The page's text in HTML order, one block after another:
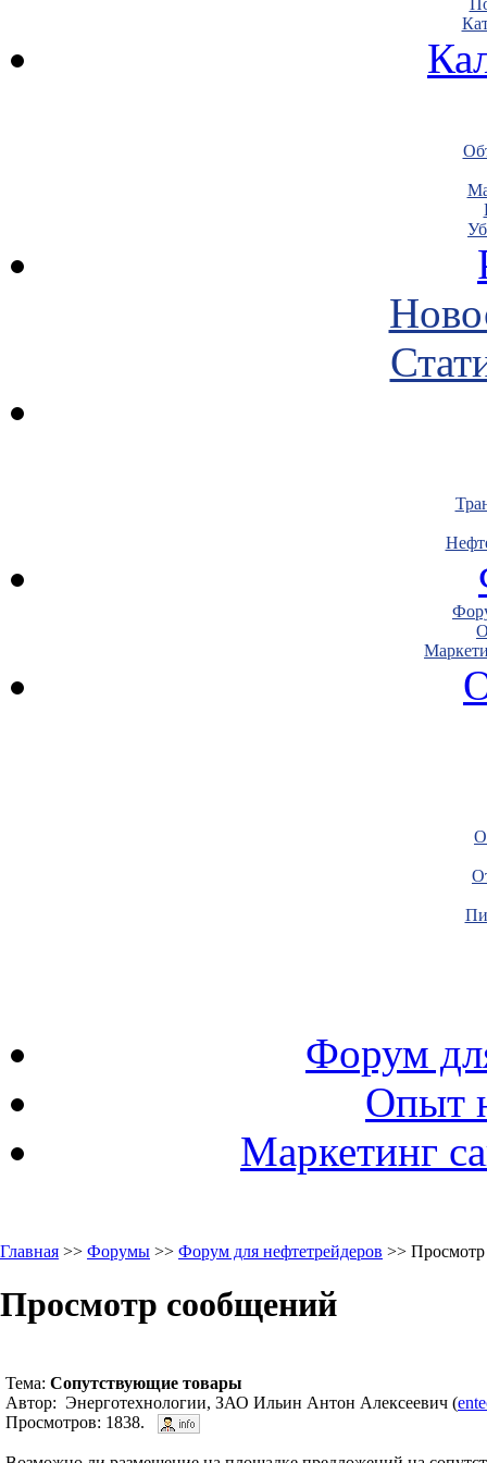
Форум
Опыт
Маркетинг
Главная >> Форумы >> Форум для нефтетрейдеров >>
Просмотр сообщений
Тема: Сопутствующие товары
Автор: Энерготехнологии, ЗАО Ильин Антон Алексеевич (
Просмотров: 1838.